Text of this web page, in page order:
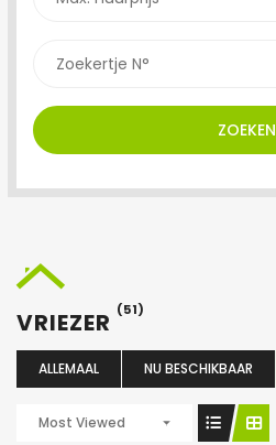
ZOEKEN
VRIEZER (51)
ALLEMAAL NU BESCHIKBAAR
Most Viewed